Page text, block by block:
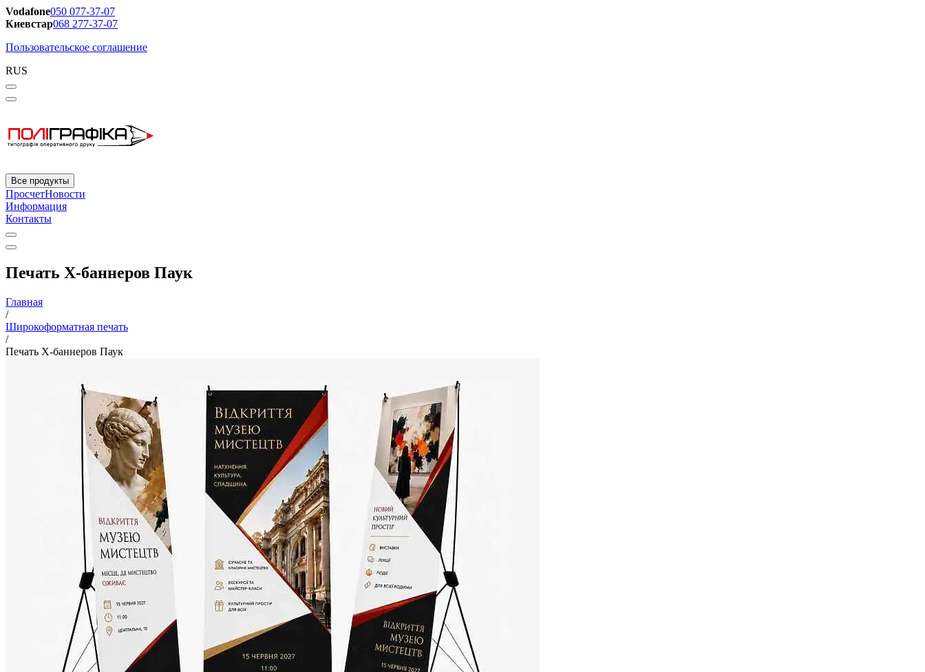
Vodafone050 077-37-07
Киевстар068 277-37-07
Пользовательское соглашение
RUS
Все продукты
ПросчетНовости
Информация
Контакты
Печать X-баннеров Паук
Главная
/
Широкоформатная печать
/
Печать X-баннеров Паук